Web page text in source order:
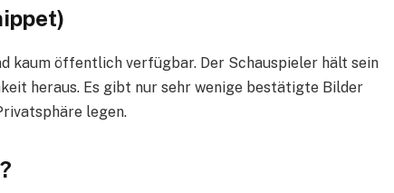
kaum öffentlich verfügbar. Der Schauspieler hält sein
heraus. Es gibt nur sehr wenige bestätigte Bilder
legen.